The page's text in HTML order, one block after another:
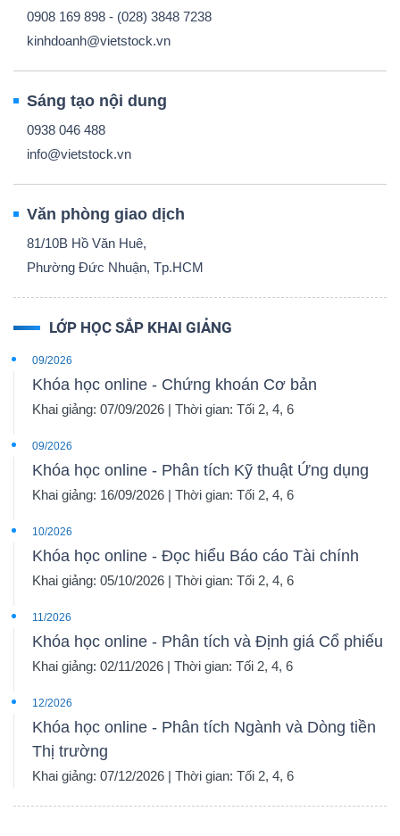
0908 169 898 - (028) 3848 7238
kinhdoanh@vietstock.vn
Sáng tạo nội dung
0938 046 488
info@vietstock.vn
Văn phòng giao dịch
81/10B Hồ Văn Huê,
Phường Đức Nhuận, Tp.HCM
LỚP HỌC SẮP KHAI GIẢNG
09/2026
Khóa học online - Chứng khoán Cơ bản
Khai giảng: 07/09/2026 | Thời gian: Tối 2, 4, 6
09/2026
Khóa học online - Phân tích Kỹ thuật Ứng dụng
Khai giảng: 16/09/2026 | Thời gian: Tối 2, 4, 6
10/2026
Khóa học online - Đọc hiểu Báo cáo Tài chính
Khai giảng: 05/10/2026 | Thời gian: Tối 2, 4, 6
11/2026
Khóa học online - Phân tích và Định giá Cổ phiếu
Khai giảng: 02/11/2026 | Thời gian: Tối 2, 4, 6
12/2026
Khóa học online - Phân tích Ngành và Dòng tiền
Thị trường
Khai giảng: 07/12/2026 | Thời gian: Tối 2, 4, 6